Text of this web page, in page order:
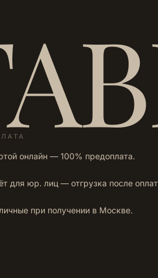
онлайн — 100% предоплата.
для юр. лиц — отгрузка после
при получении в Москве.